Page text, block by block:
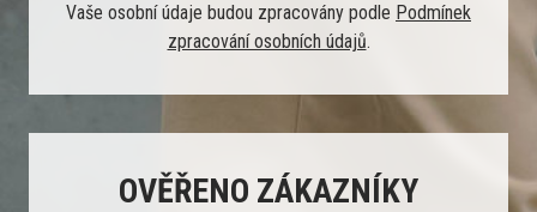
Vaše osobní údaje budou zpracovány podle Podmínek
zpracování osobních údajů.
OVĚŘENO ZÁKAZNÍKY